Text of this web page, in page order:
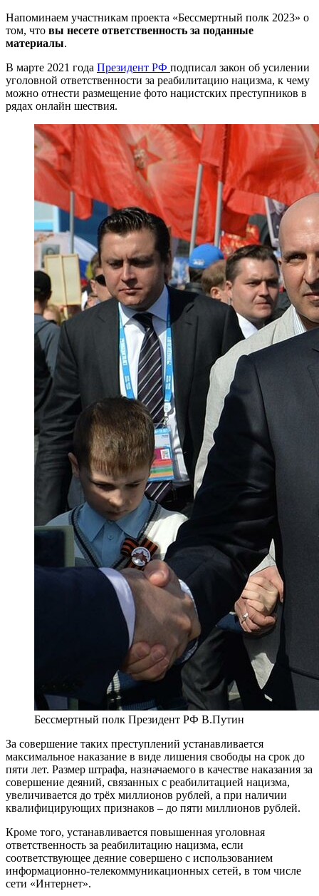
Напоминаем участникам проекта «Бессмертный полк 2023» о
том, что вы несете ответственность за поданные
материалы.
В марте 2021 года Президент РФ подписал закон об усилении
уголовной ответственности за реабилитацию нацизма, к чему
можно отнести размещение фото нацистских преступников в
рядах онлайн шествия.
Бессмертный полк Президент РФ В.Путин
За совершение таких преступлений устанавливается
максимальное наказание в виде лишения свободы на срок до
пяти лет. Размер штрафа, назначаемого в качестве наказания за
совершение деяний, связанных с реабилитацией нацизма,
увеличивается до трёх миллионов рублей, а при наличии
квалифицирующих признаков – до пяти миллионов рублей.
Кроме того, устанавливается повышенная уголовная
ответственность за реабилитацию нацизма, если
соответствующее деяние совершено с использованием
информационно-телекоммуникационных сетей, в том числе
сети «Интернет».